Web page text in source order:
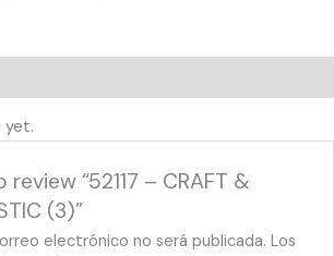
yet.
“52117 – CRAFT &
(3)”
electrónico no será publicada. Los